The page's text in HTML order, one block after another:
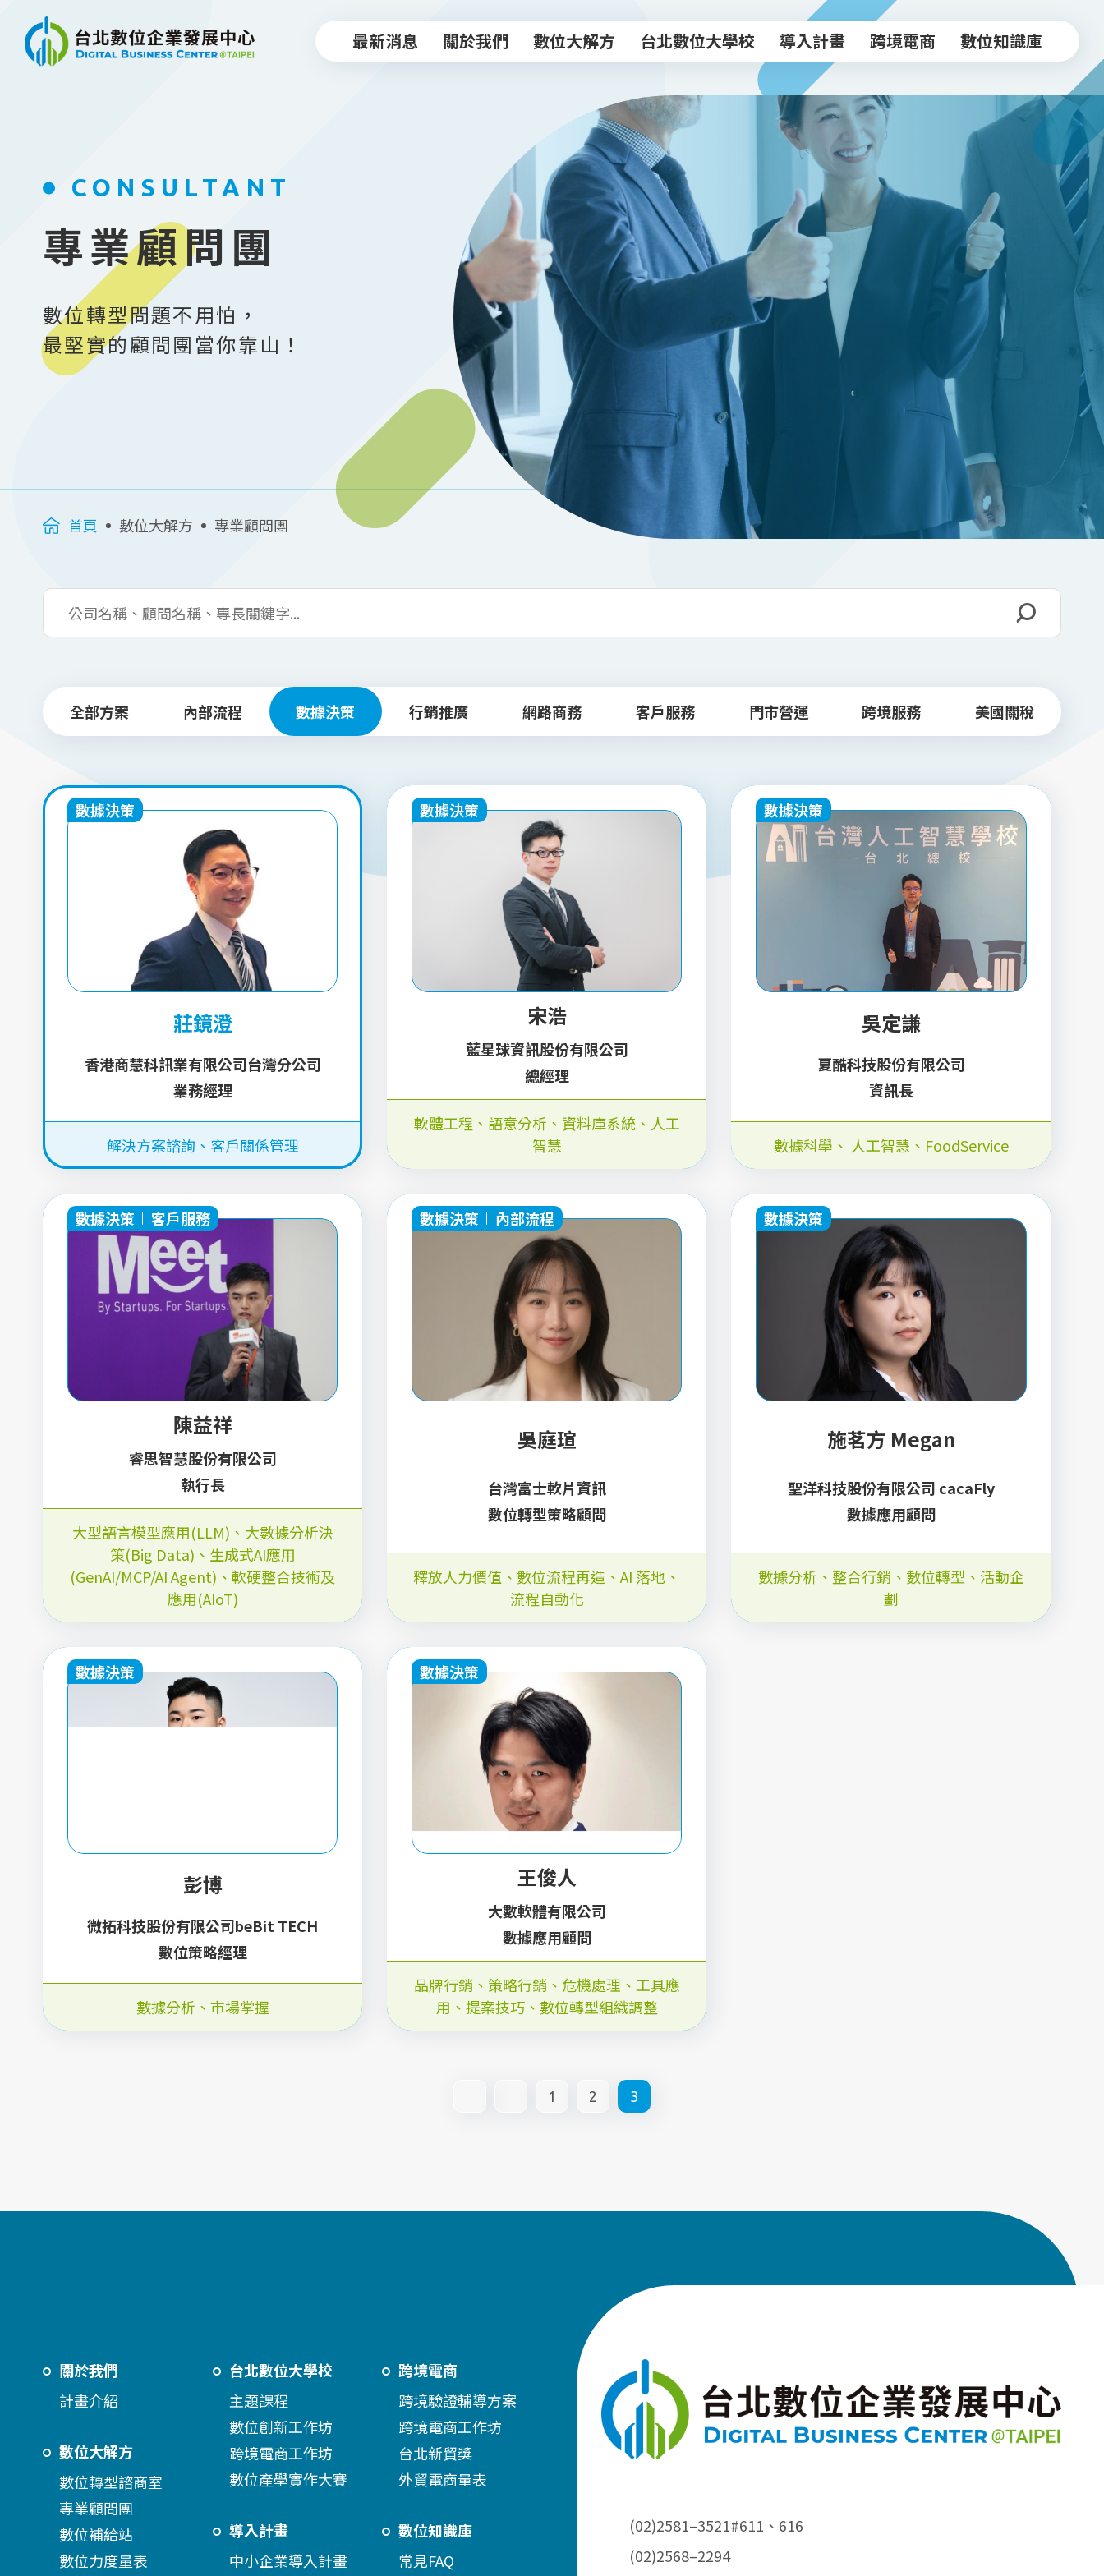
跳到主要內容
最新消息
關於我們
數位大解方
數位轉型諮商室
專業顧問團
數位補給站
台北數位大學校
主題課程
數位創新工作坊
導入計畫
導入計畫
中小企業導入計畫
實體店家導入計畫
跨境驗證輔導計畫
跨境電商
跨境驗證輔導方案
跨境電商工作坊
台北新貿獎
數位知識庫
常見FAQ
活動影音
政府/合作資源
CONSULTANT
專業顧問團
數位轉型問題不用怕，
最堅實的顧問團當你靠山！
首頁 數位大解方 專業顧問團
全部方案 內部流程 數據決策 行銷推廣 網路商務 客戶服務 門市營運 跨境服務 美國關稅
數據決策
莊鏡澄
香港商慧科訊業有限公司台灣分公司
業務經理
解決方案諮詢 、 客戶關係管理
數據決策
宋浩
藍星球資訊股份有限公司
總經理
軟體工程 、 語意分析 、 資料庫系統、 人工
智慧
數據決策
吳定謙
夏酷科技股份有限公司
資訊長
數據科學 、 人工智慧 、 FoodService
數據決策 客戶服務
陳益祥
睿思智慧股份有限公司
執行長
大型語言模型應用(LLM) 、 大數據分析決
策(Big Data) 、 生成式AI應用
(GenAI/MCP/AI Agent) 、軟硬整合技術及
應用(AIoT)
數據決策 內部流程
吳庭瑄
台灣富士軟片資訊
數位轉型策略顧問
釋放人力價值 、數位流程再造 、AI 落地 、
流程自動化
數據決策
施茗方 Megan
聖洋科技股份有限公司 cacaFly
數據應用顧問
數據分析 、 整合行銷 、 數位轉型 、 活動企
劃
數據決策
彭博
微拓科技股份有限公司beBit TECH
數位策略經理
數據分析 、 市場掌握
數據決策
王俊人
大數軟體有限公司
數據應用顧問
品牌行銷 、 策略行銷 、 危機處理 、 工具應
用 、 提案技巧、 數位轉型組織調整
1 2 3
關於我們
計畫介紹
數位大解方
數位轉型諮商室
專業顧問團
數位補給站
數位力度量表
台北數位大學校
主題課程
數位創新工作坊
跨境電商工作坊
數位產學實作大賽
導入計畫
中小企業導入計畫
跨境電商
跨境驗證輔導方案
跨境電商工作坊
台北新貿獎
外貿電商量表
數位知識庫
常見FAQ
(02)2581–3521#611、616
(02)2568–2294